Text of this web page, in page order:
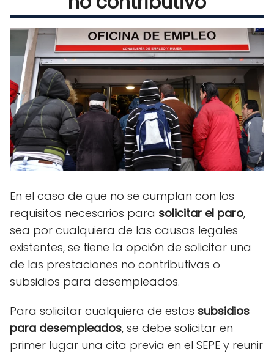
En el caso de que no se cumplan con los
requisitos necesarios para solicitar el paro,
sea por cualquiera de las causas legales
existentes, se tiene la opción de solicitar una
de las prestaciones no contributivas o
subsidios para desempleados.
Para solicitar cualquiera de estos subsidios
para desempleados, se debe solicitar en
primer lugar una cita previa en el SEPE y reunir